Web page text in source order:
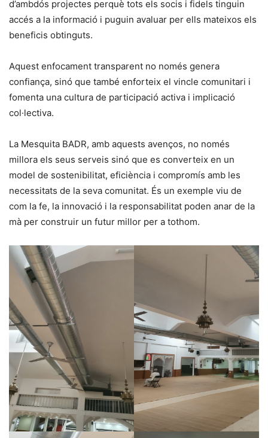
d’ambdós projectes perquè tots els socis i fidels tinguin
accés a la informació i puguin avaluar per ells mateixos els
beneficis obtinguts.
Aquest enfocament transparent no només genera
confiança, sinó que també enforteix el vincle comunitari i
fomenta una cultura de participació activa i implicació
col·lectiva.
La Mesquita BADR, amb aquests avenços, no només
millora els seus serveis sinó que es converteix en un
model de sostenibilitat, eficiència i compromís amb les
necessitats de la seva comunitat. És un exemple viu de
com la fe, la innovació i la responsabilitat poden anar de la
mà per construir un futur millor per a tothom.